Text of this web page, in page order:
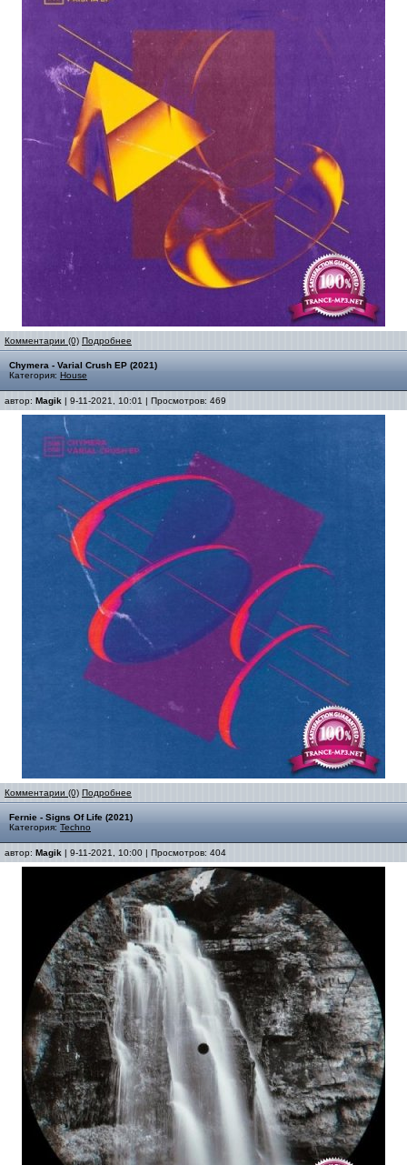
Комментарии (0) Подробнее
Chymera - Varial Crush EP (2021)
Категория: House
автор: Magik | 9-11-2021, 10:01 | Просмотров: 469
Комментарии (0) Подробнее
Fernie - Signs Of Life (2021)
Категория: Techno
автор: Magik | 9-11-2021, 10:00 | Просмотров: 404